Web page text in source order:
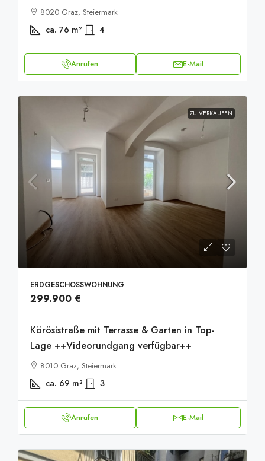
8020 Graz, Steiermark
ca. 76 m² 4
Anrufen E-Mail
ZU VERKAUFEN
ERDGESCHOSSWOHNUNG
299.900 €
Körösistraße mit Terrasse & Garten in Top-
Lage ++Videorundgang verfügbar++
8010 Graz, Steiermark
ca. 69 m² 3
Anrufen E-Mail